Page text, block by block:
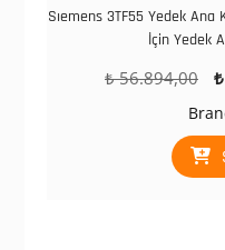
Sıemens 3TF55 Yedek
İçin Yedek
₺56.894,00
₺
₺